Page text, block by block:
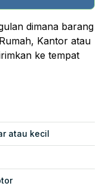
dimana barang
Kantor atau
ke tempat
atau kecil